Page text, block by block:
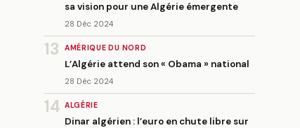
sa vision pour une Algérie émergente
28 Déc 2024
13 AMÉRIQUE DU NORD
L’Algérie attend son « Obama » national
28 Déc 2024
14 ALGÉRIE
Dinar algérien : l’euro en chute libre sur